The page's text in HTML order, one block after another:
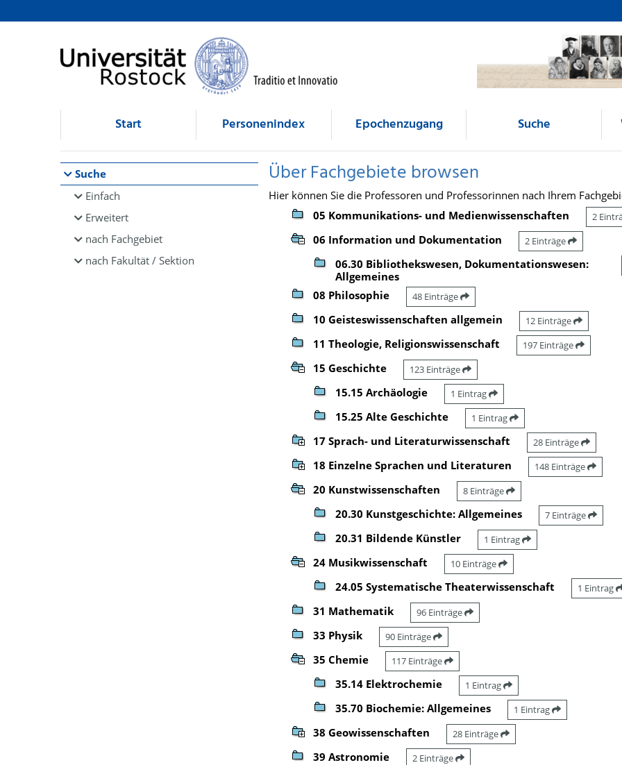
Browsen
direkt zum Inhalt
Start Personenindex Epochenzugang Suche
Suche
Einfach
Erweitert
nach Fachgebiet
nach Fakultät / Sektion
Über Fachgebiete browsen
Hier können Sie die Professoren und Professorinnen nach Ihrem
05 Kommunikations- und Medienwissenschaften
2
06 Information und Dokumentation 2 Einträge
06.30 Bibliothekswesen, Dokumentationswesen:
Allgemeines
08 Philosophie 48 Einträge
10 Geisteswissenschaften allgemein 12 Einträge
11 Theologie, Religionswissenschaft 197 Einträge
15 Geschichte 123 Einträge
15.15 Archäologie 1 Eintrag
15.25 Alte Geschichte 1 Eintrag
17 Sprach- und Literaturwissenschaft 28 Einträge
18 Einzelne Sprachen und Literaturen 148 Einträge
20 Kunstwissenschaften 8 Einträge
20.30 Kunstgeschichte: Allgemeines 7 Einträge
20.31 Bildende Künstler 1 Eintrag
24 Musikwissenschaft 10 Einträge
24.05 Systematische Theaterwissenschaft 1 Eintrag
31 Mathematik 96 Einträge
33 Physik 90 Einträge
35 Chemie 117 Einträge
35.14 Elektrochemie 1 Eintrag
35.70 Biochemie: Allgemeines 1 Eintrag
38 Geowissenschaften 28 Einträge
39 Astronomie 2 Einträge